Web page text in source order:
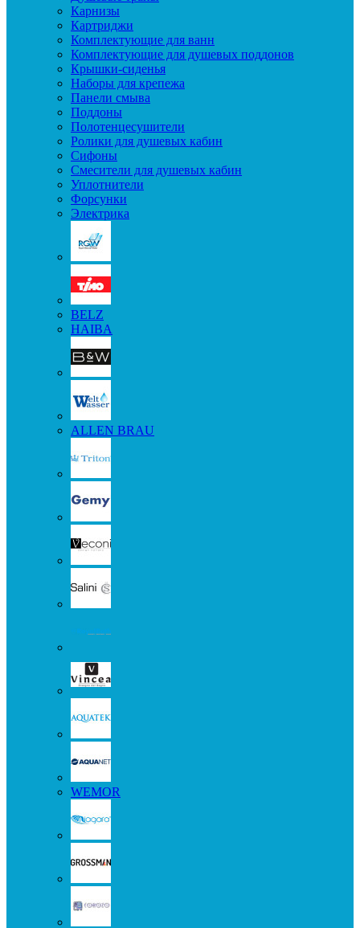
Карнизы
Картриджи
Комплектующие для ванн
Комплектующие для душевых поддонов
Крышки-сиденья
Наборы для крепежа
Панели смыва
Поддоны
Полотенцесушители
Ролики для душевых кабин
Сифоны
Смесители для душевых кабин
Уплотнители
Форсунки
Электрика
BELZ
HAIBA
ALLEN BRAU
WEMOR